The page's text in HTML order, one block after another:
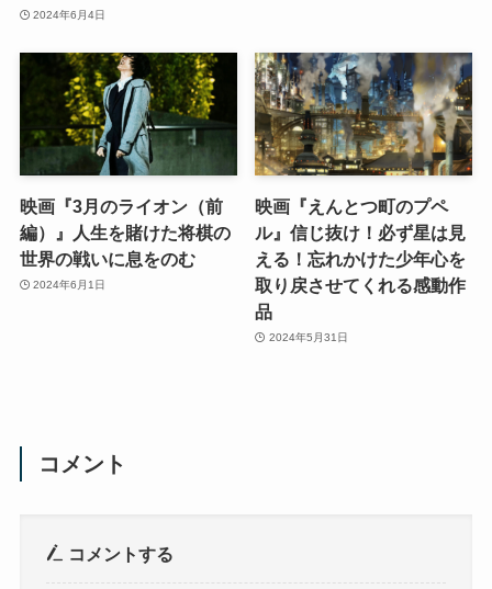
2024年6月4日
映画『3月のライオン（前
編）』人生を賭けた将棋の
世界の戦いに息をのむ
2024年6月1日
映画『えんとつ町のプペ
ル』信じ抜け！必ず星は見
える！忘れかけた少年心を
取り戻させてくれる感動作
品
2024年5月31日
コメント
コメントする